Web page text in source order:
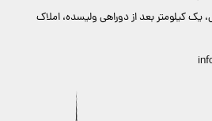
یک کیلومتر بعد از دوراهی ولیسده، املاک